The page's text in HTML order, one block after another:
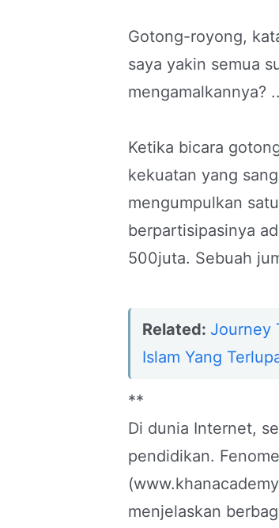
Gotong-royong,
saya yakin semua
mengamalkannya?
Ketika bicara
kekuatan yang
mengumpulkan
berpartisipasinya
500juta. Sebuah
Related: Journey
Islam Yang
**
Di dunia Internet,
pendidikan.
menjelaskan